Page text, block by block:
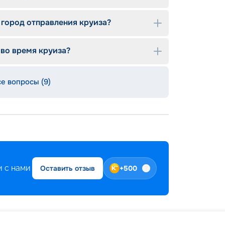
пространства, дизайнерские
кораблям.
отправления круиза?
время круиза?
вопросы (9)
с нами
Оставить отзыв +500